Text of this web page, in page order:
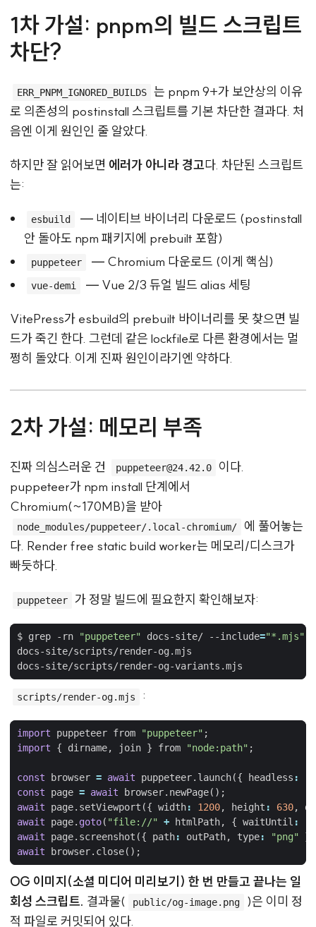
1차 가설: pnpm의 빌드 스크립트
차단?
ERR_PNPM_IGNORED_BUILDS
는 pnpm 9+가 보안상의 이유
로 의존성의 postinstall 스크립트를 기본 차단한 결과다. 처
음엔 이게 원인인 줄 알았다.
하지만 잘 읽어보면 에러가 아니라 경고다. 차단된 스크립트
는:
esbuild
— 네이티브 바이너리 다운로드 (postinstall
안 돌아도 npm 패키지에 prebuilt 포함)
puppeteer — Chromium 다운로드 (이게 핵심)
vue-demi — Vue 2/3 듀얼 빌드 alias 세팅
VitePress가 esbuild의 prebuilt 바이너리를 못 찾으면 빌
드가 죽긴 한다. 그런데 같은 lockfile로 다른 환경에서는 멀
쩡히 돌았다. 이게 진짜 원인이라기엔 약하다.
2차 가설: 메모리 부족
진짜 의심스러운 건 puppeteer@24.42.0
이다.
puppeteer가 npm install 단계에서
Chromium(~170MB)을 받아
node_modules/puppeteer/.local-chromium/
에 풀어놓는
다. Render free static build worker는 메모리/디스크가
빠듯하다.
puppeteer 가 정말 빌드에 필요한지 확인해보자:
$ grep -rn "puppeteer" docs-site/ --include="*.mjs"
scripts/render-og.mjs :
import puppeteer from "puppeteer" ;
import
{ dirname, join } from "node:path" ;
const browser = await puppeteer. launch({ headless :
const
page = await browser. newPage();
await
page. setViewport ({ width: 1200, height : 630,
await
page. goto( "file://" + htmlPath, { waitUntil :
await
page. screenshot ({ path: outPath, type: "png"
await
browser. close();
OG 이미지(소셜 미디어 미리보기) 한 번 만들고 끝나는 일
회성 스크립트. 결과물( public/og-image.png
)은 이미 정
적 파일로 커밋되어 있다.